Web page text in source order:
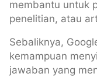
membantu untuk
penelitian, atau
Sebaliknya,
kemampuan
jawaban yang